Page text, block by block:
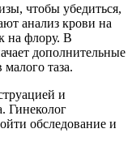
чтобы убедиться,
анализ крови на
на флору. В
дополнительные
таза.
и
Гинеколог
обследование и